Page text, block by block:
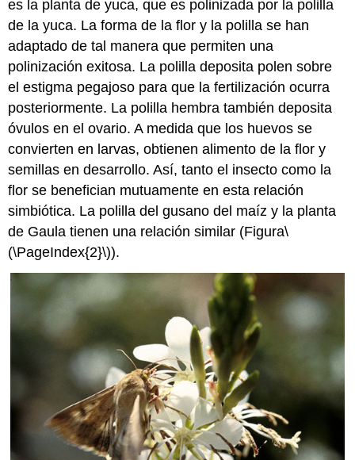
es la planta de yuca, que es polinizada por la polilla
de la yuca. La forma de la flor y la polilla se han
adaptado de tal manera que permiten una
polinización exitosa. La polilla deposita polen sobre
el estigma pegajoso para que la fertilización ocurra
posteriormente. La polilla hembra también deposita
óvulos en el ovario. A medida que los huevos se
convierten en larvas, obtienen alimento de la flor y
semillas en desarrollo. Así, tanto el insecto como la
flor se benefician mutuamente en esta relación
simbiótica. La polilla del gusano del maíz y la planta
de Gaula tienen una relación similar (Figura\
(\PageIndex{2}\)).